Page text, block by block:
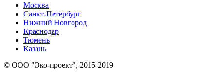
Москва
Санкт-Петербург
Нижний Новгород
Краснодар
Тюмень
Казань
© ООО "Эко-проект", 2015-2019